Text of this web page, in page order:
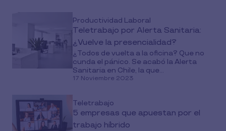
Productividad Laboral
Teletrabajo por Alerta Sanitaria:
¿Vuelve la presencialidad?
¿Todos de vuelta a la oficina? Que no
cunda el pánico. Se acabó la Alerta
Sanitaria en Chile, la que...
17 Noviembre 2023
Teletrabajo
5 empresas que apuestan por el
trabajo híbrido